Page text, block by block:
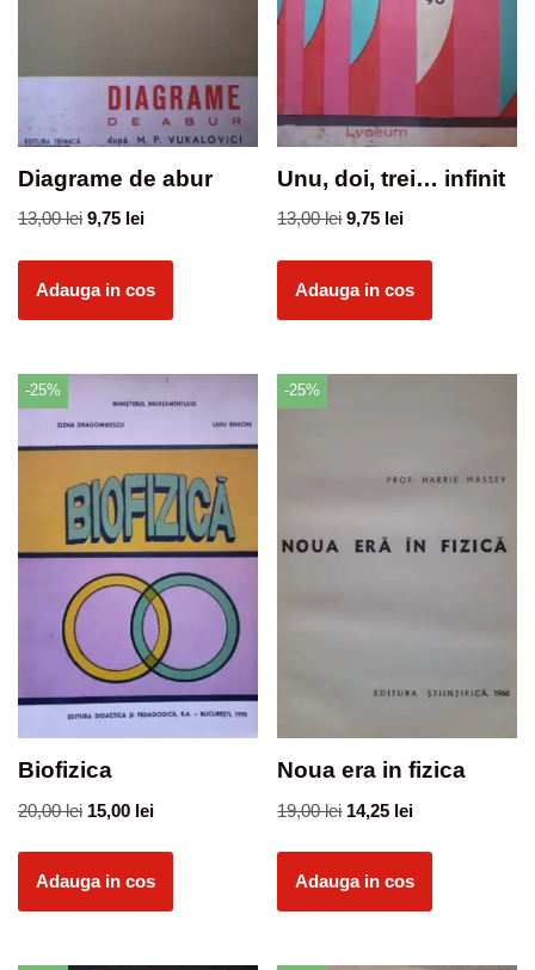
Diagrame de abur
13,00lei 9,75 lei
Adauga in cos
Unu, doi, trei… infinit
13,00lei 9,75 lei
Adauga in cos
-25%
Biofizica
20,00lei 15,00 lei
Adauga in cos
-25%
Noua era in fizica
19,00lei 14,25 lei
Adauga in cos